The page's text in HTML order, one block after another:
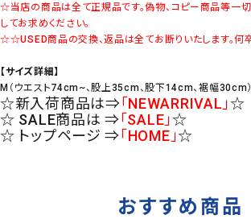
☆当店の商品は全て正規品です。偽物、コピー商品等一
してお求めください。
☆☆USED商品の交換、返品は全てお断りいたします。何
【サイズ詳細】
M（ウエスト74cm~、股上35cm、股下14cm、裾幅30cm）
☆新入荷商品は⇒「NEWARRIVAL」☆
☆ SALE商品は ⇒「SALE」☆
☆ トップページ ⇒「HOME」☆
おすすめ商品